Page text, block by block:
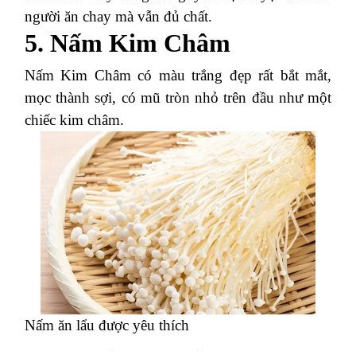
người ăn chay mà vẫn đủ chất.
5. Nấm Kim Châm
Nấm Kim Châm có màu trắng đẹp rất bắt mắt,
mọc thành sợi, có mũ tròn nhỏ trên đầu như một
chiếc kim châm.
Nấm ăn lẩu được yêu thích